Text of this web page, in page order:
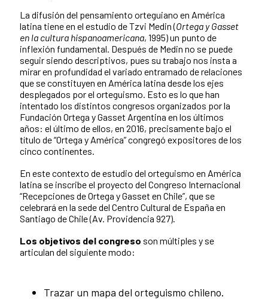
La difusión del pensamiento orteguiano en América
latina tiene en el estudio de Tzvi Medin (Ortega y Gasset
en la cultura hispanoamericana, 1995) un punto de
inflexión fundamental. Después de Medin no se puede
seguir siendo descriptivos, pues su trabajo nos insta a
mirar en profundidad el variado entramado de relaciones
que se constituyen en América latina desde los ejes
desplegados por el orteguismo. Esto es lo que han
intentado los distintos congresos organizados por la
Fundación Ortega y Gasset Argentina en los últimos
años: el último de ellos, en 2016, precisamente bajo el
título de “Ortega y América” congregó expositores de los
cinco continentes.
En este contexto de estudio del orteguismo en América
latina se inscribe el proyecto del Congreso Internacional
“Recepciones de Ortega y Gasset en Chile”, que se
celebrará en la sede del Centro Cultural de España en
Santiago de Chile (Av. Providencia 927).
Los objetivos del congreso son múltiples y se
articulan del siguiente modo:
Trazar un mapa del orteguismo chileno.